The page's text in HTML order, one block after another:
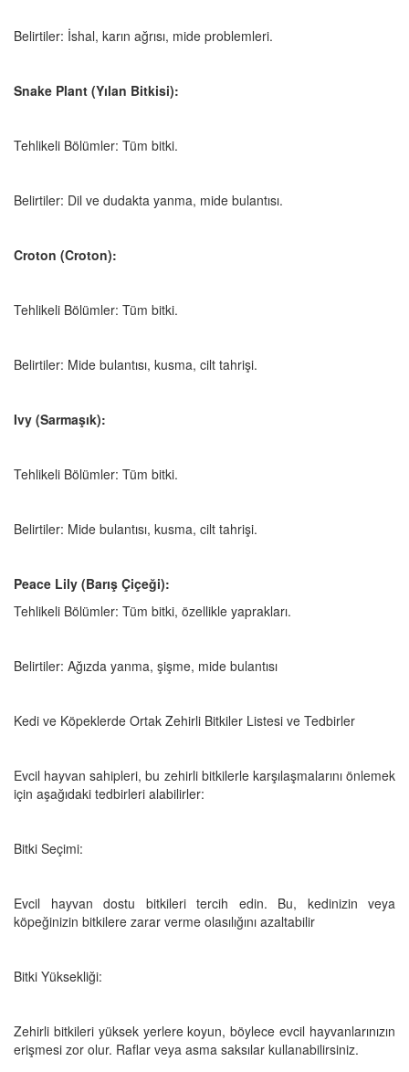
Belirtiler: İshal, karın ağrısı, mide problemleri.
Snake Plant (Yılan Bitkisi):
Tehlikeli Bölümler: Tüm bitki.
Belirtiler: Dil ve dudakta yanma, mide bulantısı.
Croton (Croton):
Tehlikeli Bölümler: Tüm bitki.
Belirtiler: Mide bulantısı, kusma, cilt tahrişi.
Ivy (Sarmaşık):
Tehlikeli Bölümler: Tüm bitki.
Belirtiler: Mide bulantısı, kusma, cilt tahrişi.
Peace Lily (Barış Çiçeği):
Tehlikeli Bölümler: Tüm bitki, özellikle yaprakları.
Belirtiler: Ağızda yanma, şişme, mide bulantısı
Kedi ve Köpeklerde Ortak Zehirli Bitkiler Listesi ve Tedbirler
Evcil hayvan sahipleri, bu zehirli bitkilerle karşılaşmalarını önlemek
için aşağıdaki tedbirleri alabilirler:
Bitki Seçimi:
Evcil hayvan dostu bitkileri tercih edin. Bu, kedinizin veya
köpeğinizin bitkilere zarar verme olasılığını azaltabilir
Bitki Yüksekliği:
Zehirli bitkileri yüksek yerlere koyun, böylece evcil hayvanlarınızın
erişmesi zor olur. Raflar veya asma saksılar kullanabilirsiniz.